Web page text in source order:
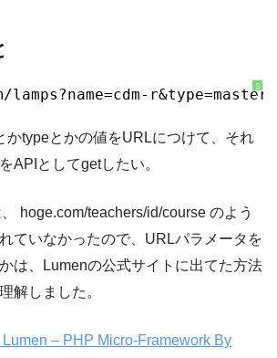
S
y
e
r
に
つ
lamps?name=cdm-
かtypeとかの値をURLにつけて、それ
APIとしてgetしたい。
hoge.com/teachers/id/course のよう
ていなかったので、URLパラメータを
は、Lumenの公式サイトに出てた方法
解しました。
– PHP Micro-Framework By